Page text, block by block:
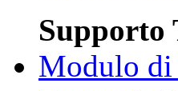
Supporto
Modulo di